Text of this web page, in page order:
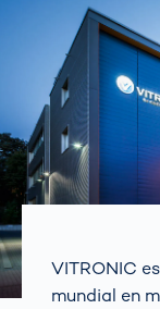
VITRONIC
mundial en